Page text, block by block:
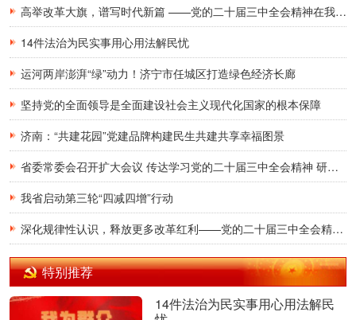
高举改革大旗，谱写时代新篇 ——党的二十届三中全会精神在我省广大党员干部群众中引发热烈反响
14件法治为民实事用心用法解民忧
运河两岸澎湃“绿”动力！济宁市任城区打造绿色经济长廊
坚持党的全面领导是全面建设社会主义现代化国家的根本保障
济南：“共建花园”党建品牌构建民生共建共享幸福图景
省委常委会召开扩大会议 传达学习党的二十届三中全会精神 研究贯彻落实意见
我省启动第三轮“四减四增”行动
深化规律性认识，释放更多改革红利——党的二十届三中全会精神在我省广大党员干部群众中引发热烈反响
特别推荐
14件法治为民实事用心用法解民